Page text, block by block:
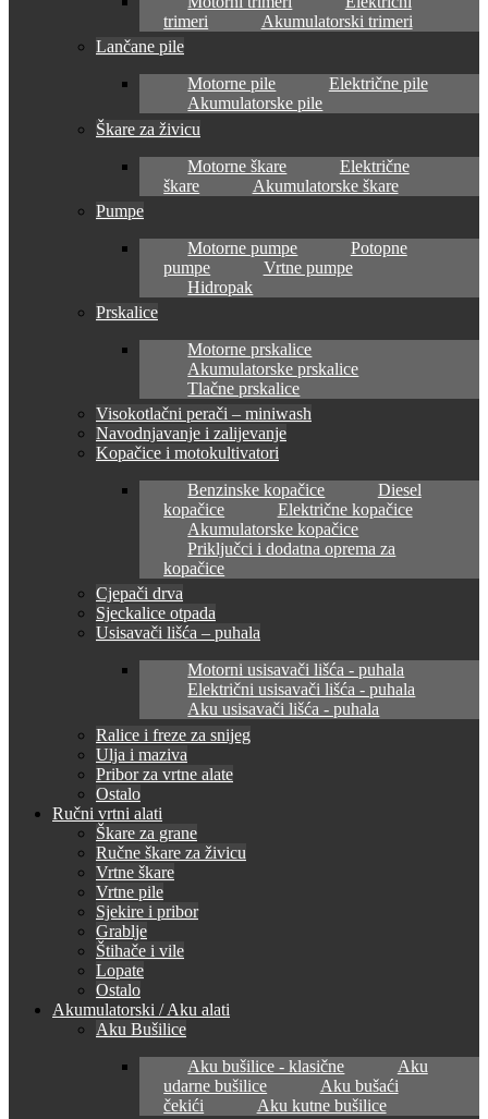
trimeri
Akumulatorski trimeri
Lančane pile
Motorne pile
Električne pile
Akumulatorske pile
Škare za živicu
Motorne škare
Električne
škare
Akumulatorske škare
Pumpe
Motorne pumpe
Potopne
pumpe
Vrtne pumpe
Hidropak
Prskalice
Motorne prskalice
Akumulatorske prskalice
Tlačne prskalice
Visokotlačni perači – miniwash
Navodnjavanje i zalijevanje
Kopačice i motokultivatori
Benzinske kopačice
Diesel
kopačice
Električne kopačice
Akumulatorske kopačice
Priključci i dodatna oprema za
kopačice
Cjepači drva
Sjeckalice otpada
Usisavači lišća – puhala
Motorni usisavači lišća - puhala
Električni usisavači lišća - puhala
Aku usisavači lišća - puhala
Ralice i freze za snijeg
Ulja i maziva
Pribor za vrtne alate
Ostalo
Ručni vrtni alati
Škare za grane
Ručne škare za živicu
Vrtne škare
Vrtne pile
Sjekire i pribor
Grablje
Štihače i vile
Lopate
Ostalo
Akumulatorski / Aku alati
Aku Bušilice
Aku bušilice - klasične
Aku
udarne bušilice
Aku bušaći
čekići
Aku kutne bušilice